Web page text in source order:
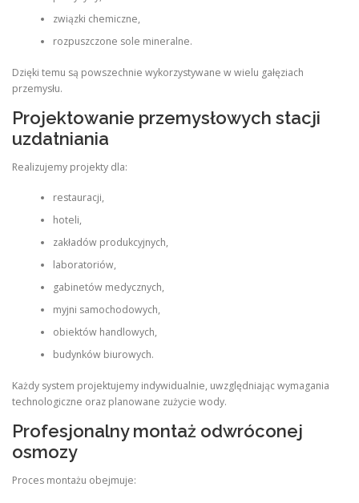
związki chemiczne,
rozpuszczone sole mineralne.
Dzięki temu są powszechnie wykorzystywane w wielu gałęziach
przemysłu.
Projektowanie przemysłowych stacji
uzdatniania
Realizujemy projekty dla:
restauracji,
hoteli,
zakładów produkcyjnych,
laboratoriów,
gabinetów medycznych,
myjni samochodowych,
obiektów handlowych,
budynków biurowych.
Każdy system projektujemy indywidualnie, uwzględniając wymagania
technologiczne oraz planowane zużycie wody.
Profesjonalny montaż odwróconej
osmozy
Proces montażu obejmuje: